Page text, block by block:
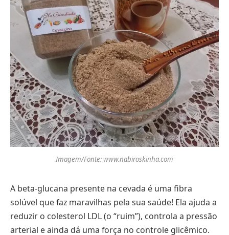
Imagem/Fonte: www.nabiroskinha.com
A beta-glucana presente na cevada é uma fibra
solúvel que faz maravilhas pela sua saúde! Ela ajuda a
reduzir o colesterol LDL (o “ruim”), controla a pressão
arterial e ainda dá uma força no controle glicêmico.